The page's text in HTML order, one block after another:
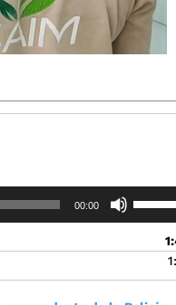
00:00
de